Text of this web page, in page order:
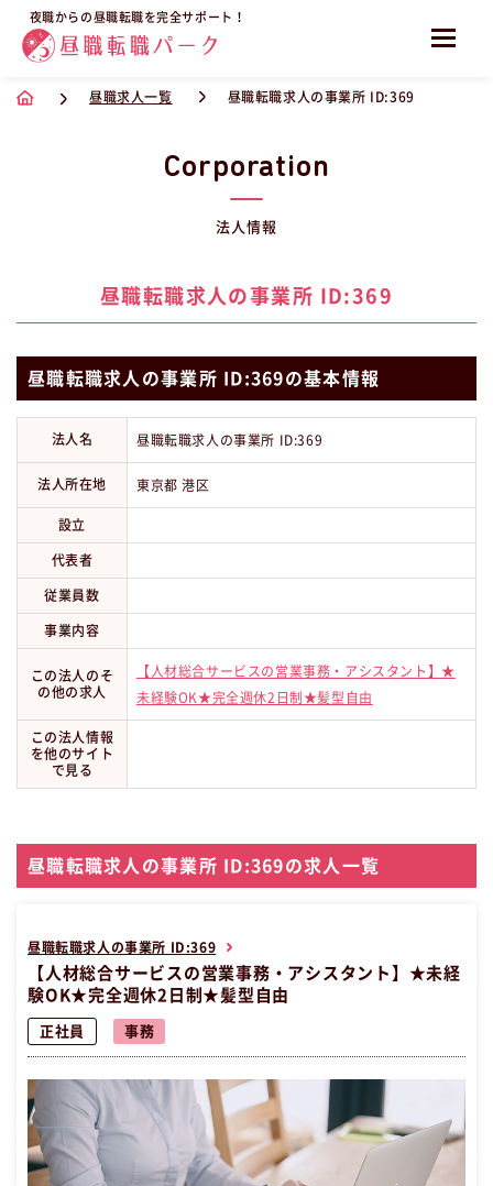
夜職からの昼職転職を完全サポート！
昼職求人一覧 昼職転職求人の事業所 ID:369
Corporation
法人情報
昼職転職求人の事業所 ID:369
昼職転職求人の事業所 ID:369の基本情報
法人名 昼職転職求人の事業所 ID:369
法人所在地 東京都 港区
設立
代表者
従業員数
事業内容
この法人のそ
の他の求人
【人材総合サービスの営業事務・アシスタント】★
未経験OK★完全週休2日制★髪型自由
この法人情報
を他のサイト
で見る
昼職転職求人の事業所 ID:369の求人一覧
昼職転職求人の事業所 ID:369
【人材総合サービスの営業事務・アシスタント】★未経
験OK★完全週休2日制★髪型自由
正社員 事務